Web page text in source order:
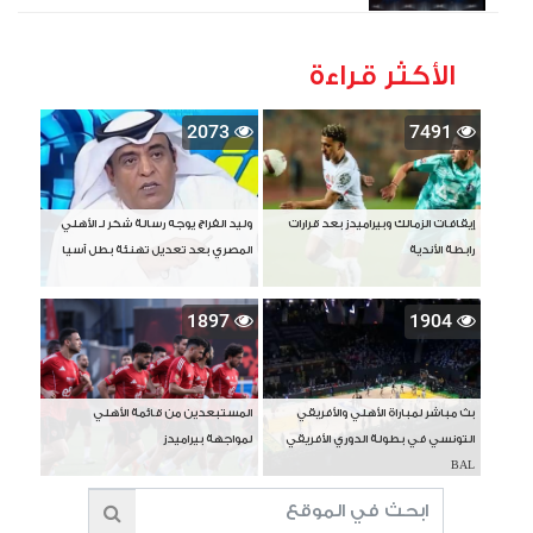
الأكثر قراءة
7491
إيقافات الزمالك وبيراميدز بعد قرارات
رابطة الأندية
2073
وليد الفراج يوجه رسالة شكر لـ الأهلي
المصري بعد تعديل تهنئة بطل آسيا
1904
بث مباشر لمباراة الأهلي والأفريقي
التونسي في بطولة الدوري الأفريقي
BAL
1897
المستبعدين من قائمة الأهلي
لمواجهة بيراميدز